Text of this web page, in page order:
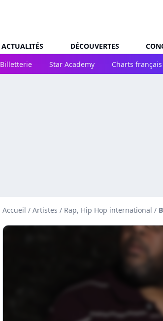
ACTUALITÉS DÉCOUVERTES
Billetterie
Star Academy Charts français
Accueil / Artistes / Rap, Hip Hop international /